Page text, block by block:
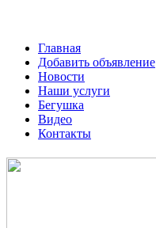
Главная
Добавить объявление
Новости
Наши услуги
Бегушка
Видео
Контакты